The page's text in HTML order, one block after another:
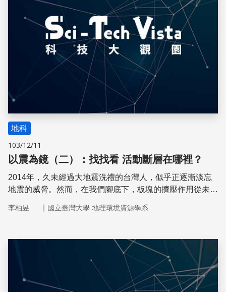
地科
103/12/11
以震為鏡（二）：找找看 活動斷層在哪裡？
2014年，久未經過大地震洗禮的台灣人，似乎正逐漸淡忘
地震的威脅。然而，在我們腳底下，板塊的擠壓作用從未停
情慘重的災害性地震，都由「活動斷層」引起。本次專題邀
蟄伏於地底的巨大禍害
李柏昱 ｜ 國立臺灣大學 地理環境資源學系
儲存